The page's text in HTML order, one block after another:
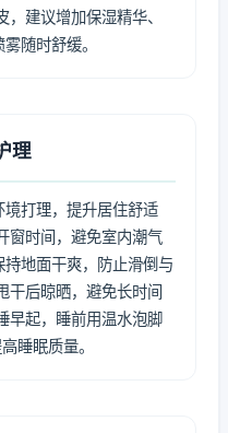
建议增加保湿精华、
随时舒缓。
理
打理，提升居住舒适
窗时间，避免室内潮气
地面干爽，防止滑倒与
干后晾晒，避免长时间
早起，睡前用温水泡脚
睡眠质量。